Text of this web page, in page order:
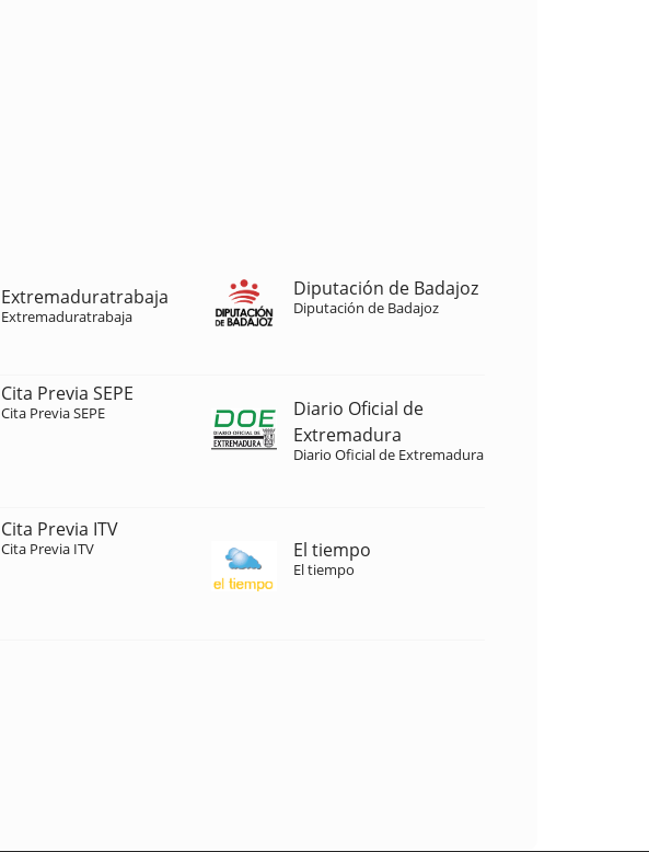
Extremaduratrabaja
Extremaduratrabaja
Diputación de Badajoz
Diputación de Badajoz
Cita Previa SEPE
Cita Previa SEPE
Diario Oficial de
Extremadura
Diario Oficial de Extremadura
Cita Previa ITV
Cita Previa ITV El tiempo
El tiempo